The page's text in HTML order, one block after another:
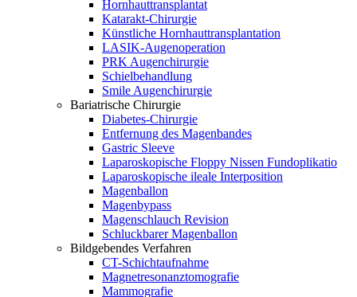
Hornhauttransplantat
Katarakt-Chirurgie
Künstliche Hornhauttransplantation
LASIK-Augenoperation
PRK Augenchirurgie
Schielbehandlung
Smile Augenchirurgie
Bariatrische Chirurgie
Diabetes-Chirurgie
Entfernung des Magenbandes
Gastric Sleeve
Laparoskopische Floppy Nissen Fundoplikatio
Laparoskopische ileale Interposition
Magenballon
Magenbypass
Magenschlauch Revision
Schluckbarer Magenballon
Bildgebendes Verfahren
CT-Schichtaufnahme
Magnetresonanztomografie
Mammografie